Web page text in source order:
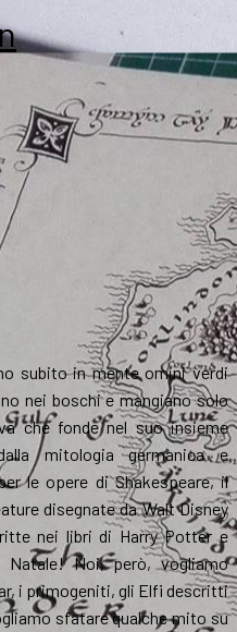
subito in mente omini verdi
nei boschi e mangiano solo
che fonde nel suo insieme
mitologia germanica e
le opere di Shakespeare, il
disegnate da Walt Disney
nei libri di Harry Potter e
Noi, però, vogliamo
i primogeniti, gli Elfi descritti
sfatare qualche mito su